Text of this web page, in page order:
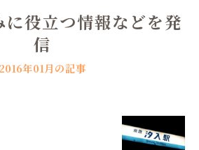
に役立つ情報などを発
信
2016年01月の記事